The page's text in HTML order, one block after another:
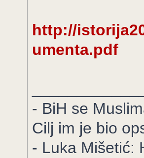
http://
umenta.pdf
- BiH se
Cilj im je bio
- Luka Mišetić: